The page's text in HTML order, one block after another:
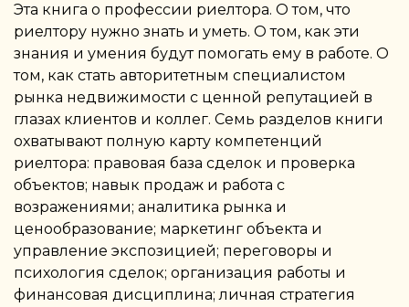
Эта книга о профессии риелтора. О том, что
риелтору нужно знать и уметь. О том, как эти
знания и умения будут помогать ему в работе. О
том, как стать авторитетным специалистом
рынка недвижимости с ценной репутацией в
глазах клиентов и коллег. Семь разделов книги
охватывают полную карту компетенций
риелтора: правовая база сделок и проверка
объектов; навык продаж и работа с
возражениями; аналитика рынка и
ценообразование; маркетинг объекта и
управление экспозицией; переговоры и
психология сделок; организация работы и
финансовая дисциплина; личная стратегия